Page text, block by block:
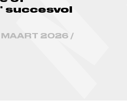
succesvol
MAART 2026 /